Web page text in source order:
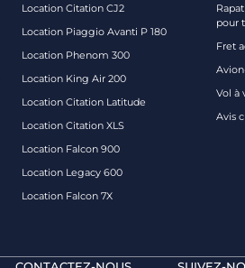
Location Citation CJ2
Location Piaggio Avanti P 180
Location Phenom 300
Location King Air 200
Location Citation Latitude
Location Citation XLS
Location Falcon 900
Location Legacy 600
Location Falcon 7X
pour
Fret
Vol à
Avis